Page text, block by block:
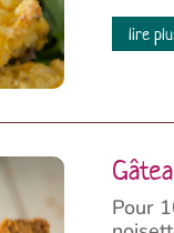
lire
Pour